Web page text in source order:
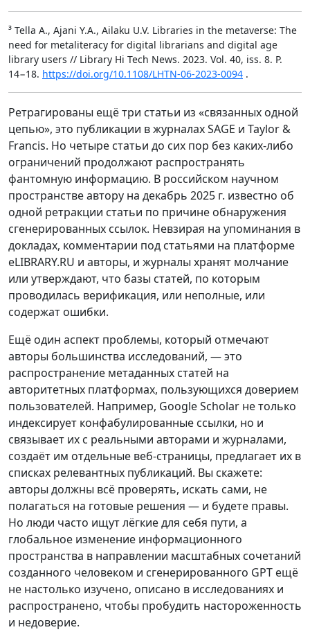
³ Tella A., Ajani Y.A., Ailaku U.V. Libraries in the metaverse: The
need for metaliteracy for digital librarians and digital age
library users // Library Hi Tech News. 2023. Vol. 40, iss. 8. P.
14−18. https://doi.org/10.1108/LHTN-06-2023-0094 .
Ретрагированы ещё три статьи из «связанных одной
цепью», это публикации в журналах SAGE и Taylor &
Francis. Но четыре статьи до сих пор без каких-либо
ограничений продолжают распространять
фантомную информацию. В российском научном
пространстве автору на декабрь 2025 г. известно об
одной ретракции статьи по причине обнаружения
сгенерированных ссылок. Невзирая на упоминания в
докладах, комментарии под статьями на платформе
eLIBRARY.RU и авторы, и журналы хранят молчание
или утверждают, что базы статей, по которым
проводилась верификация, или неполные, или
содержат ошибки.
Ещё один аспект проблемы, который отмечают
авторы большинства исследований, — это
распространение метаданных статей на
авторитетных платформах, пользующихся доверием
пользователей. Например, Google Scholar не только
индексирует конфабулированные ссылки, но и
связывает их с реальными авторами и журналами,
создаёт им отдельные веб-страницы, предлагает их в
списках релевантных публикаций. Вы скажете:
авторы должны всё проверять, искать сами, не
полагаться на готовые решения — и будете правы.
Но люди часто ищут лёгкие для себя пути, а
глобальное изменение информационного
пространства в направлении масштабных сочетаний
созданного человеком и сгенерированного GPT ещё
не настолько изучено, описано в исследованиях и
распространено, чтобы пробудить настороженность
и недоверие.